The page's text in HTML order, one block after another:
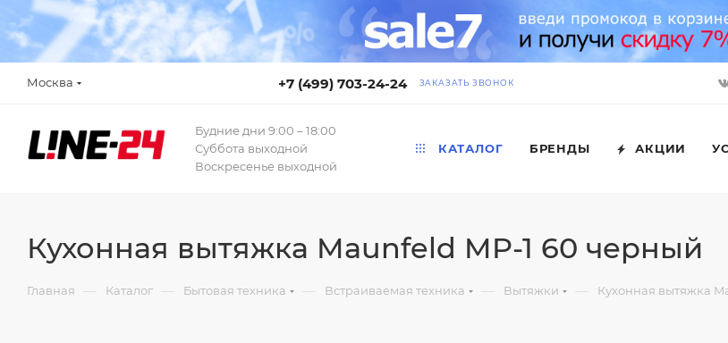
Москва +7 (499) 703-24-24 ЗАКАЗАТЬ ЗВОНОК
Будние дни 9:00 – 18:00
Суббота выходной
Воскресенье выходной
КАТАЛОГ БРЕНДЫ АКЦИИ
Кухонная вытяжка Maunfeld MP-1 60 черный
Главная — Каталог — Бытовая техника — Встраиваемая техника — Вытяжки — Кухонная вытяжка